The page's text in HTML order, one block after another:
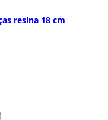
resina 18 cm